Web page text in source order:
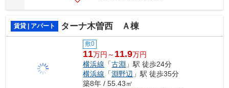
賃貸 | アパート ターナ木曽西 Ａ棟
敷0
11万円～ 11.9万円
横浜線 「古淵 」駅 徒歩24分
横浜線 「淵野辺 」駅 徒歩35分
築8年 / 55.43㎡